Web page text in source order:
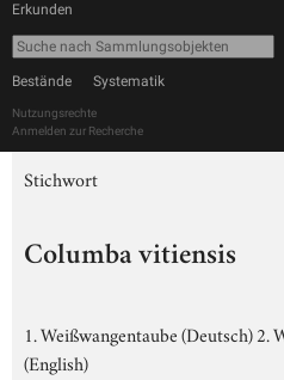
Erkunden
Bestände Systematik
Nutzungsrechte
Anmelden zur Recherche
Stichwort
Columba vitiensis
1. Weißwangentaube (Deutsch) 2.
(English)